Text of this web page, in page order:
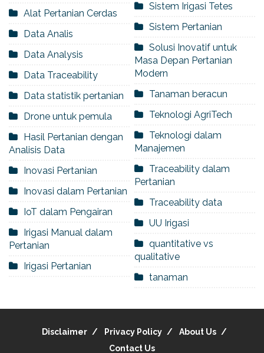
Alat Pertanian Cerdas
Data Analis
Data Analysis
Data Traceability
Data statistik pertanian
Drone untuk pemula
Hasil Pertanian dengan
Analisis Data
Inovasi Pertanian
Inovasi dalam Pertanian
IoT dalam Pengairan
Irigasi Manual dalam
Pertanian
Irigasi Pertanian
Sistem Irigasi Tetes
Sistem Pertanian
Solusi Inovatif untuk
Masa Depan Pertanian
Modern
Tanaman beracun
Teknologi AgriTech
Teknologi dalam
Manajemen
Traceability dalam
Pertanian
Traceability data
UU Irigasi
quantitative vs
qualitative
tanaman
Disclaimer Privacy Policy
About Us
Contact Us